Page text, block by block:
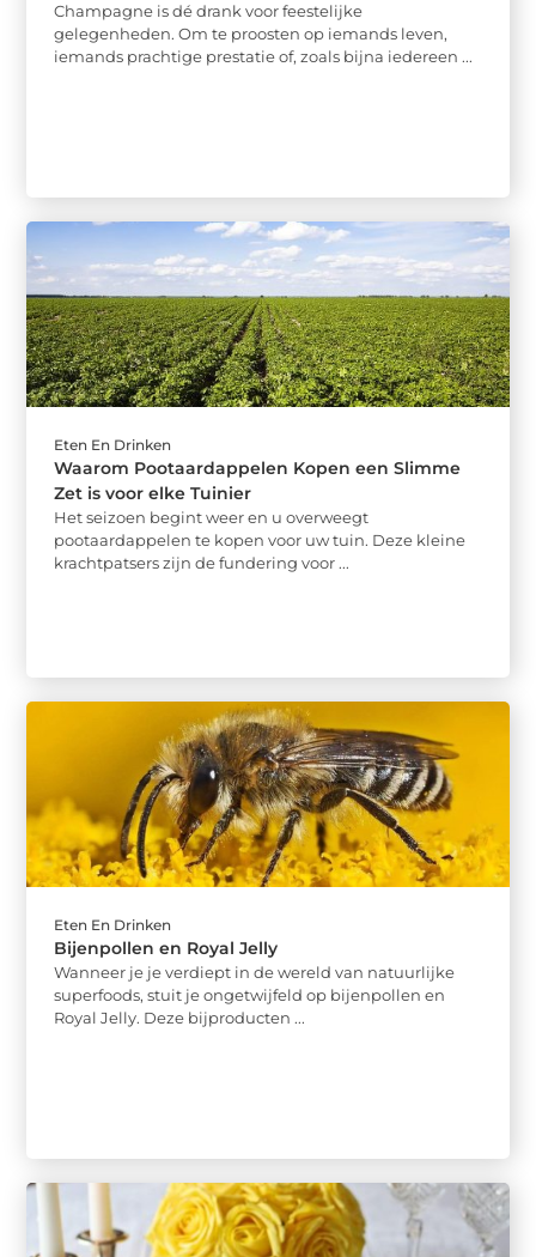
Champagne is dé drank voor feestelijke
gelegenheden. Om te proosten op iemands leven,
iemands prachtige prestatie of, zoals bijna iedereen ...
Eten En Drinken
Waarom Pootaardappelen Kopen een Slimme
Zet is voor elke Tuinier
Het seizoen begint weer en u overweegt
pootaardappelen te kopen voor uw tuin. Deze kleine
krachtpatsers zijn de fundering voor ...
Eten En Drinken
Bijenpollen en Royal Jelly
Wanneer je je verdiept in de wereld van natuurlijke
superfoods, stuit je ongetwijfeld op bijenpollen en
Royal Jelly. Deze bijproducten ...